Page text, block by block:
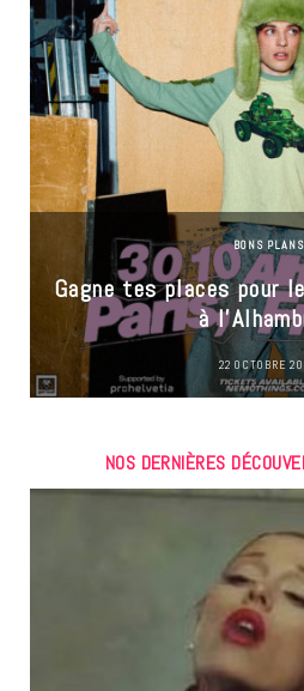
BONS PLANS
Gagne tes places pour
à
22 OCTOBRE
NOS DERNIÈRES